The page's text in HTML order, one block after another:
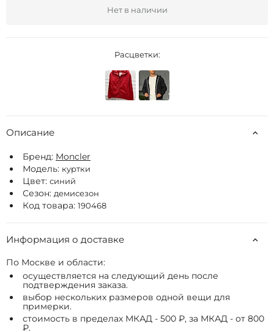
Нет в наличии
Расцветки:
Описание
Бренд: Moncler
Модель: куртки
Цвет: синий
Сезон: демисезон
Код товара: 190468
Информация о доставке
По Москве и области:
осуществляется на следующий день после
подтверждения заказа.
выбор нескольких размеров одной вещи для
примерки.
стоимость в пределах МКАД - 500 ₽, за МКАД - от 800
₽.